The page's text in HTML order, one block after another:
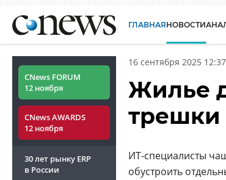
ГЛАВНАЯНОВОСТИ
CNews FORUM
12 ноября
CNews AWARDS
12 ноября
30 лет рынку ERP
в России
16 сентября 2025 12:37
Жилье
трешки
ИT-специалисты
обустроить